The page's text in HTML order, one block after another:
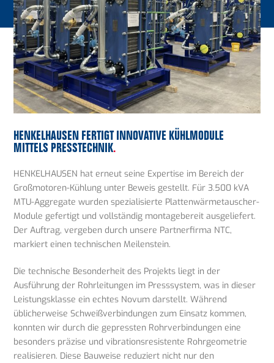
HENKELHAUSEN FERTIGT INNOVATIVE KÜHLMODULE
MITTELS PRESSTECHNIK.
HENKELHAUSEN hat erneut seine Expertise im Bereich der
Großmotoren-Kühlung unter Beweis gestellt. Für 3.500 kVA
MTU-Aggregate wurden spezialisierte Plattenwärmetauscher-
Module gefertigt und vollständig montagebereit ausgeliefert.
Der Auftrag, vergeben durch unsere Partnerfirma NTC,
markiert einen technischen Meilenstein.
Die technische Besonderheit des Projekts liegt in der
Ausführung der Rohrleitungen im Presssystem, was in dieser
Leistungsklasse ein echtes Novum darstellt. Während
üblicherweise Schweißverbindungen zum Einsatz kommen,
konnten wir durch die gepressten Rohrverbindungen eine
besonders präzise und vibrationsresistente Rohrgeometrie
realisieren. Diese Bauweise reduziert nicht nur den